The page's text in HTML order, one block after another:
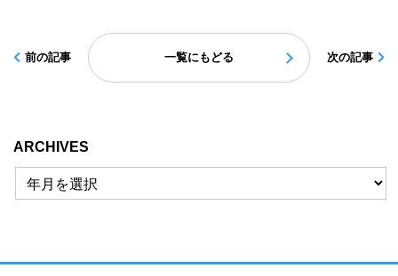
前の記事 一覧にもどる 次の記事
ARCHIVES